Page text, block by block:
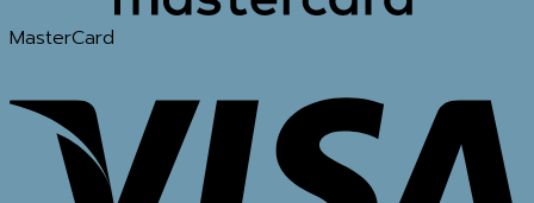
MasterCard